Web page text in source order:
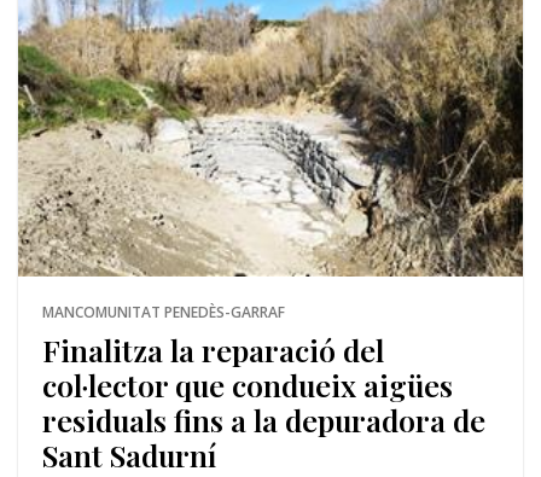
MANCOMUNITAT PENEDÈS-GARRAF
Finalitza la reparació del
col·lector que condueix aigües
residuals fins a la depuradora de
Sant Sadurní